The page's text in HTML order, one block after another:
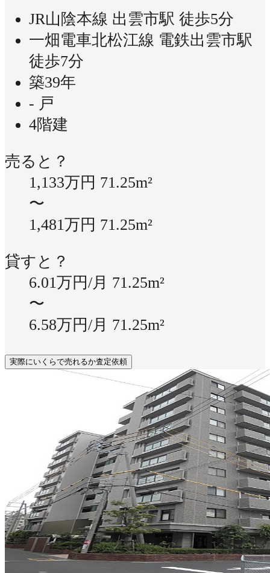
JR山陰本線 出雲市駅 徒歩5分
一畑電車北松江線 電鉄出雲市駅
徒歩7分
築39年
- 戸
4階建
売ると？
1,133万円 71.25m²
〜
1,481万円 71.25m²
貸すと？
6.01万円/月 71.25m²
〜
6.58万円/月 71.25m²
実際にいくらで売れるか査定依頼